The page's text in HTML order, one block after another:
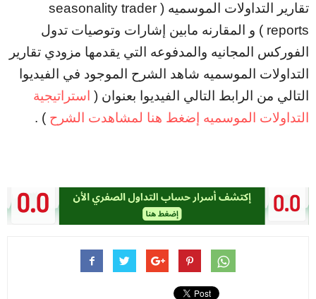
تقارير التداولات الموسميه ( seasonality trader
reports ) و المقارنه مابين إشارات وتوصيات تدول
الفوركس المجانيه والمدفوعه التي يقدمها مزودي تقارير
التداولات الموسميه شاهد الشرح الموجود في الفيديوا
التالي من الرابط التالي الفيديوا بعنوان ( استراتيجية
التداولات الموسميه إضغط هنا لمشاهدت الشرح ) .